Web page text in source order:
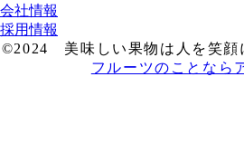
会社情報
採用情報
©2024 美味しい果物は人を笑顔
フルーツのことなら